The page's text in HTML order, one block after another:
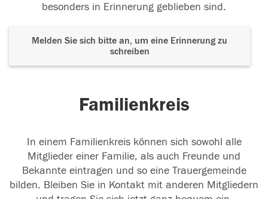
besonders in Erinnerung geblieben sind.
Melden Sie sich bitte an, um eine Erinnerung zu
schreiben
Familienkreis
In einem Familienkreis können sich sowohl alle
Mitglieder einer Familie, als auch Freunde und
Bekannte eintragen und so eine Trauergemeinde
bilden. Bleiben Sie in Kontakt mit anderen Mitgliedern